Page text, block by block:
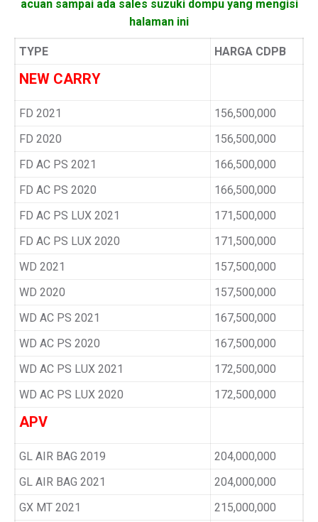
acuan sampai ada sales suzuki dompu yang mengisi
halaman ini
TYPE HARGA CDPB
NEW CARRY
FD 2021
156,500,000
FD 2020
156,500,000
FD AC PS 2021
166,500,000
FD AC PS 2020
166,500,000
FD AC PS LUX 2021
171,500,000
FD AC PS LUX 2020
171,500,000
WD 2021
157,500,000
WD 2020
157,500,000
WD AC PS 2021
167,500,000
WD AC PS 2020
167,500,000
WD AC PS LUX 2021
172,500,000
WD AC PS LUX 2020
172,500,000
APV
GL AIR BAG 2019
204,000,000
GL AIR BAG 2021
204,000,000
GX MT 2021
215,000,000